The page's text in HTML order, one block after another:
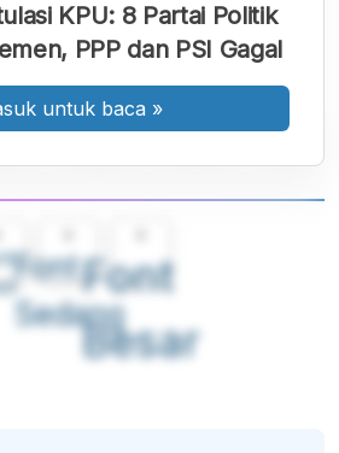
Font
Sedang
Font
Besar
KPU: 8 Partai Politik
PPP dan PSI Gagal
untuk baca »